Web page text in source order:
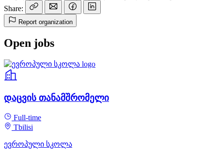
Share:
Report organization
Open jobs
დაცვის თანამშრომელი
Full-time
Tbilisi
ევროპული სკოლა